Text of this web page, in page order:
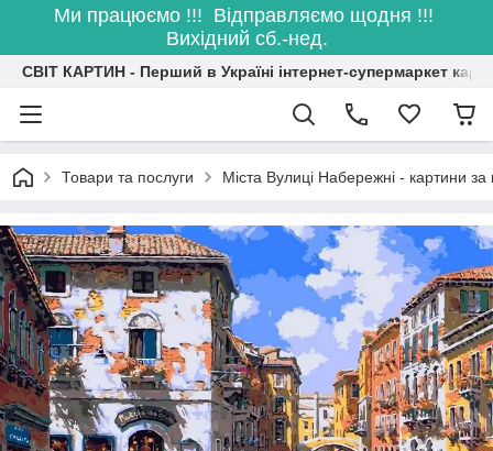
Ми працюємо !!! Відправляємо щодня !!!
Вихідний сб.-нед.
СВІТ КАРТИН - Перший в Україні інтернет-супермаркет
Товари та послуги Міста Вулиці Набережні - картини